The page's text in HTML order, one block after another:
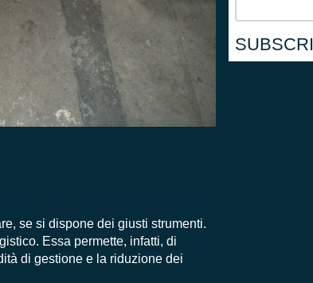
se si dispone dei giusti strumenti.
Essa permette, infatti, di
di gestione e la riduzione dei